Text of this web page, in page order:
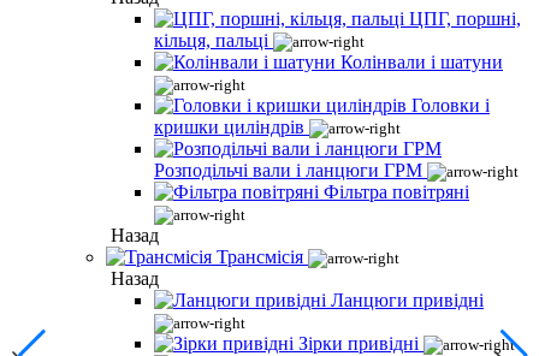
ЦПГ, поршні,
кільця, пальці
Колінвали і шатуни
Головки і
кришки циліндрів
Розподільчі вали і ланцюги ГРМ
Фільтра повітряні
Назад
Трансмісія
Назад
Ланцюги привідні
Зірки привідні